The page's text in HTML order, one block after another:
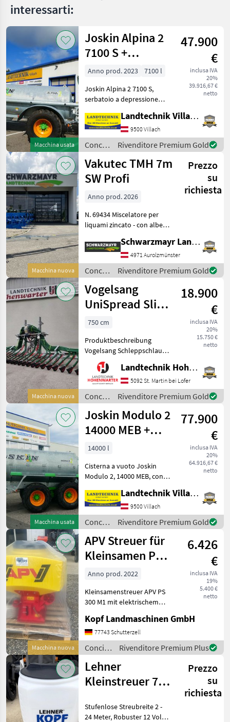
interessarti:
Macchina usata
Joskin Alpina 2
7100 S +
spandiconcime a
pattini da 7,5 m
47.900
€
inclusa IVA
20%
39.916,67 €
netto
Anno prod. 2023
7100 l
Joskin Alpina 2 7100 S,
serbatoio a depressione
Pendislide Basic,
distributore a pattino con
larghezza di lavoro di 7, 5
m, idraulico ribaltabile
Landtechnik Villach GmbH
9500 Villach
Concimazione
e
irrigazione
/
Joskin
Rivenditore Premium Gold
Macchina nuova
Vakutec TMH 7m
SW Profi
Prezzo
su
richiesta
Anno prod. 2026
N. 69434 Miscelatore per
liquami zincato - con albero
massiccio lungo 7 m - con
albero di miscelazione
pieno da 37 mm in acciaio
speciale
Schwarzmayr Landtechnik GmbH - Aurolzmünster
4971 Aurolzmünster
Concimazione
e
irrigazione
/
Vakutec
Rivenditore Premium Gold
Macchina nuova
Vogelsang
UniSpread Slide
7,5m (14546)
18.900
€
inclusa IVA
20%
15.750 €
netto
750 cm
Produktbeschreibung
Vogelsang Schleppschlauch
UniSpread Slide Ich freue
mich, Ihnen im
Maschinenzentrum St.
Martin den Vogelsang
Schleppschlauch UniSpread
Slide aus
Landtechnik Hohenwarter GmbH
5092 St. Martin bei Lofer
Concimazione
e
irrigazione
/
Vogelsang
Rivenditore Premium Gold
Macchina usata
Joskin Modulo 2
14000 MEB +
Pendislide
105/42 PS1
77.900
€
inclusa IVA
20%
64.916,67 €
netto
14000 l
Cisterna a vuoto Joskin
Modulo 2, 14000 MEB, con
tandem, con asse seguace,
con pneumatici: 650/55R26,
5, frenatura ad aria
compressa, versio
Landtechnik Villach GmbH
9500 Villach
Concimazione
e
irrigazione
/
Joskin
Rivenditore Premium Gold
Macchina nuova
APV Streuer für
Kleinsamen PS
300
M1+elekltrisch
6.426
€
inclusa IVA
19%
5.400 €
netto
Anno prod. 2022
Kleinsamenstreuer APV PS
300 M1 mit elektrischem
Steuermodul 5.2 8 Auslässe
für Arbeitsbreiten bis zu 6
Meter 25 Meter Schlauch 8
Pralltelle
Kopf Landmaschinen GmbH
77743 Schutterzell
Concimazione
e
irrigazione
/ APV
Rivenditore Premium Plus
Lehner
Kleinstreuer 70 /
*NEU*
Prezzo
su
richiesta
Stufenlose Streubreite 2 -
24 Meter, Robuster 12 Volt